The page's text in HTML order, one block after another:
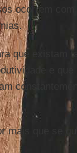
ocorrem
que existam
e
que se